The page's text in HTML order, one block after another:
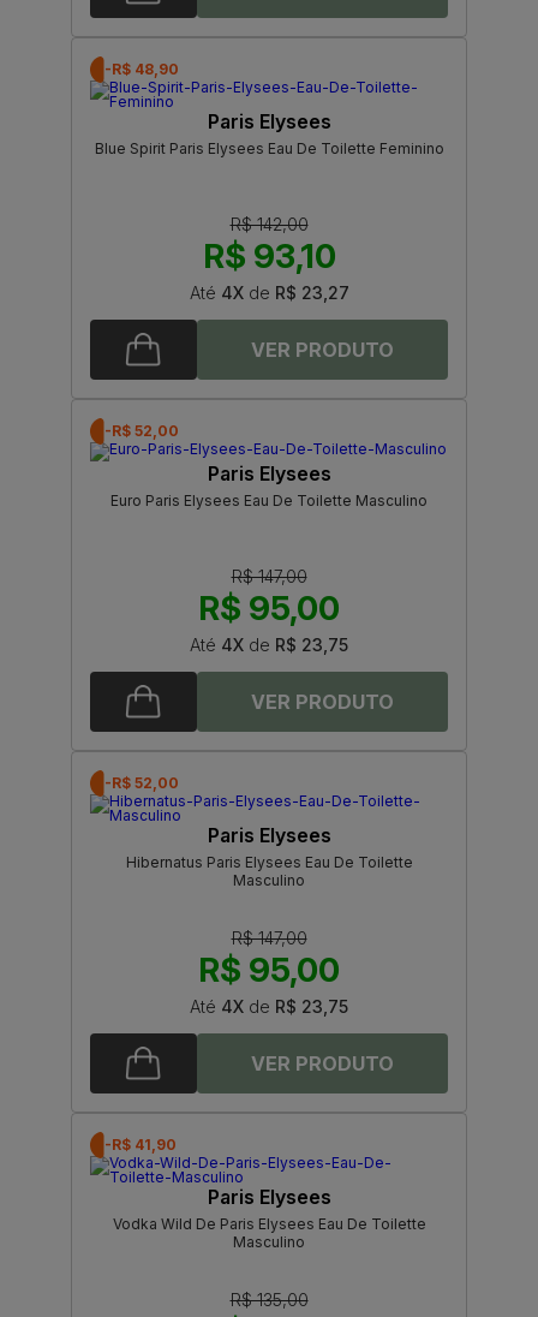
-R$ 48,90
Paris Elysees
Blue Spirit Paris Elysees Eau De Toilette Feminino
R$ 142,00
R$ 93,10
Até 4Xde R$ 23,27
-R$ 52,00
Paris Elysees
Euro Paris Elysees Eau De Toilette Masculino
R$ 147,00
R$ 95,00
Até 4X de R$ 23,75
-R$ 52,00
Paris Elysees
Hibernatus Paris Elysees Eau De Toilette
Masculino
R$ 147,00
R$ 95,00
Até 4X de R$ 23,75
-R$ 41,90
Paris Elysees
Vodka Wild De Paris Elysees Eau De Toilette
Masculino
R$ 135,00